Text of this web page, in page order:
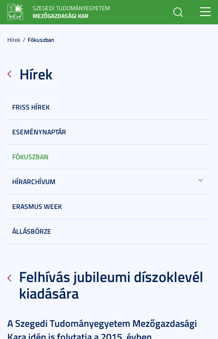
SZEGEDI TUDOMÁNYEGYETEM
MEZŐGAZDASÁGI KAR
Hírek Fókuszban
Hírek
FRISS HÍREK
ESEMÉNYNAPTÁR
FÓKUSZBAN
HÍRARCHÍVUM
ERASMUS WEEK
ÁLLÁSBÖRZE
Felhívás jubileumi díszoklevél
kiadására
A Szegedi Tudományegyetem Mezőgazdasági